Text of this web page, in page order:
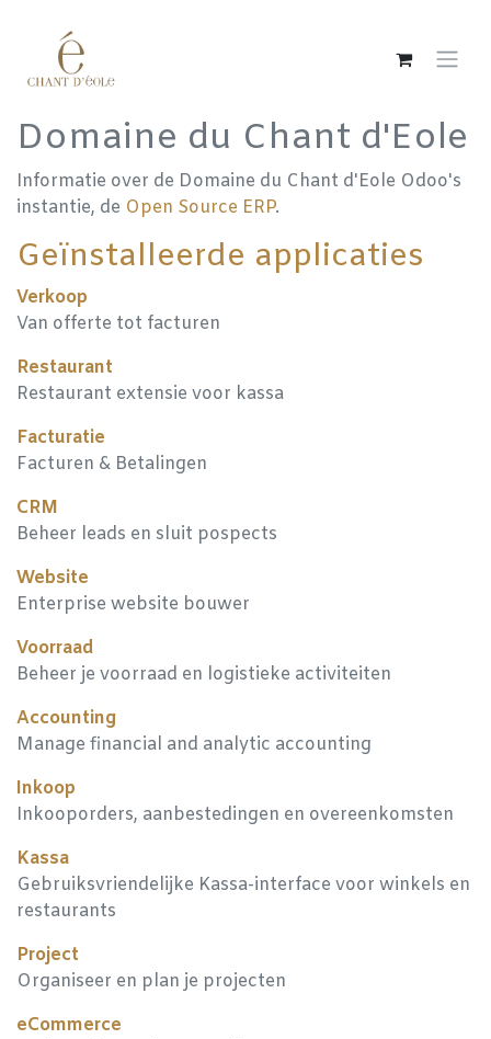
Domaine du Chant d'Eole
Informatie over de Domaine du Chant d'Eole Odoo's
instantie, de Open Source ERP.
Geïnstalleerde applicaties
Verkoop
Van offerte tot facturen
Restaurant
Restaurant extensie voor kassa
Facturatie
Facturen & Betalingen
CRM
Beheer leads en sluit pospects
Website
Enterprise website bouwer
Voorraad
Beheer je voorraad en logistieke activiteiten
Accounting
Manage financial and analytic accounting
Inkoop
Inkooporders, aanbestedingen en overeenkomsten
Kassa
Gebruiksvriendelijke Kassa-interface voor winkels en
restaurants
Project
Organiseer en plan je projecten
eCommerce